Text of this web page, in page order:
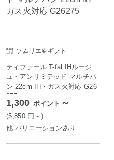
ソムリエ＠ギフト
ティファール T-fal IHルージ
ュ・アンリミテッド マルチパ
ン 22cm IH・ガス火対応 G26
275
1,300 ポイント ～
(5,850 円 ～)
他 バリエーションあり